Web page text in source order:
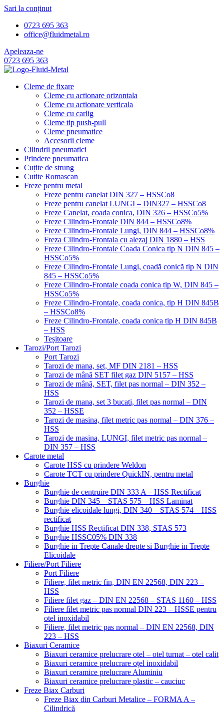
Sari la conținut
0723 695 363
office@fluidmetal.ro
Apeleaza-ne
0723 695 363
Cleme de fixare
Cleme cu actionare orizontala
Cleme cu actionare verticala
Cleme cu carlig
Cleme tip push-pull
Cleme pneumatice
Accesorii cleme
Cilindrii pneumatici
Prindere pneumatica
Cuțite de strung
Cutite Romascan
Freze pentru metal
Freze pentru canelat DIN 327 – HSSCo8
Freze pentru canelat LUNGI – DIN327 – HSSCo8
Freze Canelat, coada conica, DIN 326 – HSSCo5%
Freze Cilindro-Frontale DIN 844 – HSSCo8%
Freze Cilindro-Frontale Lungi, DIN 844 – HSSCo8%
Freza Cilindro-Frontala cu alezaj DIN 1880 – HSS
Freze Cilindro-Frontale Coada Conica tip N DIN 845 –
HSSCo5%
Freze Cilindro-Frontale Lungi, coadă conică tip N DIN
845 – HSSCo5%
Freze Cilindro-Frontale coada conica tip W, DIN 845 –
HSSCo5%
Freze Cilindro-Frontale, coada conica, tip H DIN 845B
– HSSCo8%
Freze Cilindro-Frontale, coada conica tip H DIN 845B
– HSS
Teșitoare
Tarozi/Port Tarozi
Port Tarozi
Tarozi de mana, set, MF DIN 2181 – HSS
Tarozi de mână SET filet gaz DIN 5157 – HSS
Tarozi de mână, SET, filet pas normal – DIN 352 –
HSS
Tarozi de mana, set 3 bucati, filet pas normal – DIN
352 – HSSE
Tarozi de masina, filet metric pas normal – DIN 376 –
HSS
Tarozi de masina, LUNGI, filet metric pas normal –
DIN 357 – HSS
Carote metal
Carote HSS cu prindere Weldon
Carote TCT cu prindere QuickIN, pentru metal
Burghie
Burghie de centruire DIN 333 A – HSS Rectificat
Burghie DIN 345 – STAS 575 – HSS Laminat
Burghie elicoidale lungi, DIN 340 – STAS 574 – HSS
rectificat
Burghie HSS Rectificat DIN 338, STAS 573
Burghie HSSC05% DIN 338
Burghie in Trepte Canale drepte si Burghie in Trepte
Elicoidale
Filiere/Port Filiere
Port Filiere
Filiere, filet metric fin, DIN EN 22568, DIN 223 –
HSS
Filiere filet gaz – DIN EN 22568 – STAS 1160 – HSS
Filiere filet metric pas normal DIN 223 – HSSE pentru
otel inoxidabil
Filiere, filet metric pas normal – DIN EN 22568, DIN
223 – HSS
Biaxuri Ceramice
Biaxuri ceramice prelucrare otel – otel turnat – otel calit
Biaxuri ceramice prelucrare oțel inoxidabil
Biaxuri ceramice prelucrare Aluminiu
Biaxuri ceramice prelucrare plastic – cauciuc
Freze Biax Carburi
Freze Biax din Carburi Metalice – FORMA A –
Cilindrică